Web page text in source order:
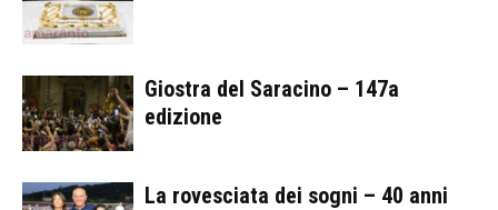
Giostra del Saracino – 147a
edizione
La rovesciata dei sogni – 40 anni